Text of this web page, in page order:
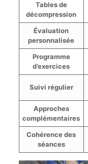
Tables de
décompression
Évaluation
personnalisée
Programme
d’exercices
Suivi régulier
Approches
complémentaires
Cohérence des
séances